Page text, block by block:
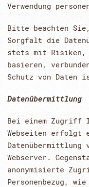
Verwendung
Bitte beachten
Sorgfalt die
stets mit Risiken,
basieren,
Schutz von Daten
Datenübermittlung
Bei einem Zugriff
Webseiten erfolgt
Datenübermittlung
Webserver.
anonymisierte
Personenbezug,